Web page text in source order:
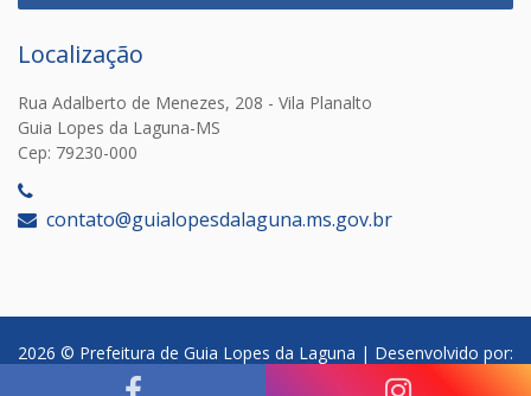
Localização
Rua Adalberto de Menezes, 208 - Vila Planalto
Guia Lopes da Laguna-MS
Cep: 79230-000
contato@guialopesdalaguna.ms.gov.br
2026 © Prefeitura de Guia Lopes da Laguna | Desenvolvido por: